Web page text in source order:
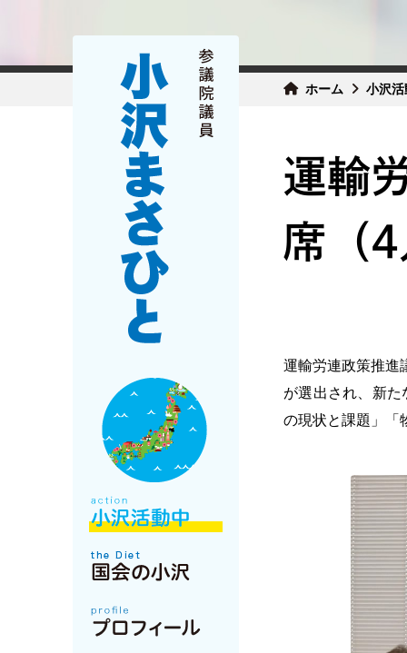
ホーム 小沢
運輸
席（
運輸労連政策推進
が選出され、新
の現状と課題」「